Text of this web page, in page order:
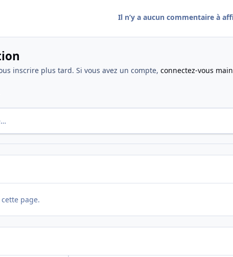
Il n’y a aucun commentaire à
inscrire plus tard. Si vous avez un compte, connectez-vous
page.